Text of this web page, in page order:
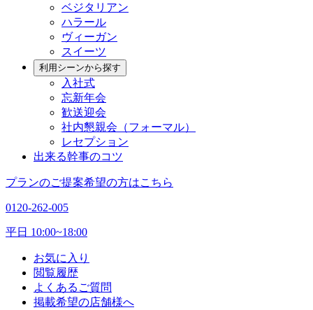
ベジタリアン
ハラール
ヴィーガン
スイーツ
利用シーンから探す
入社式
忘新年会
歓送迎会
社内懇親会（フォーマル）
レセプション
出来る幹事のコツ
プランのご提案希望の方はこちら
0120-262-005
平日 10:00~18:00
お気に入り
閲覧履歴
よくあるご質問
掲載希望の店舗様へ